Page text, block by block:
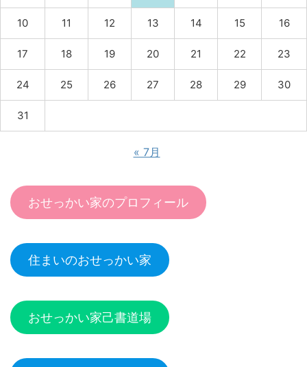
10 11 12 13 14 15 16
17 18 19 20 21 22 23
24 25 26 27 28 29 30
31
« 7月
おせっかい家のプロフィール
住まいのおせっかい家
おせっかい家己書道場